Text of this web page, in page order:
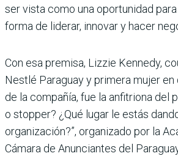
ser vista como una oportunidad
forma de liderar, innovar y hacer
Con esa premisa, Lizzie Kennedy,
Nestlé Paraguay y primera mujer en
de la compañía, fue la anfitriona del
o stopper? ¿Qué lugar le estás
organización?”, organizado por la
Cámara de Anunciantes del